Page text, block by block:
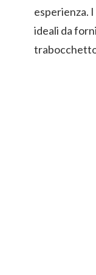
esperienza.
ideali da